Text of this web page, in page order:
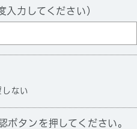
入力してください）
しない
ボタンを押してください。